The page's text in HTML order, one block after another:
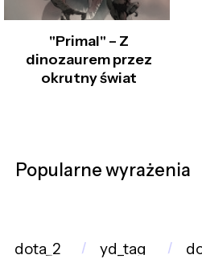
"Primal" – Z
dinozaurem przez
okrutny świat
Popularne wyrażenia
dota_2 yd_tag